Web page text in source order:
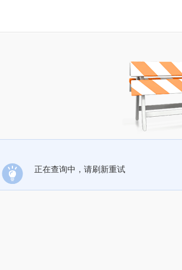
正在查询中，请刷新重试